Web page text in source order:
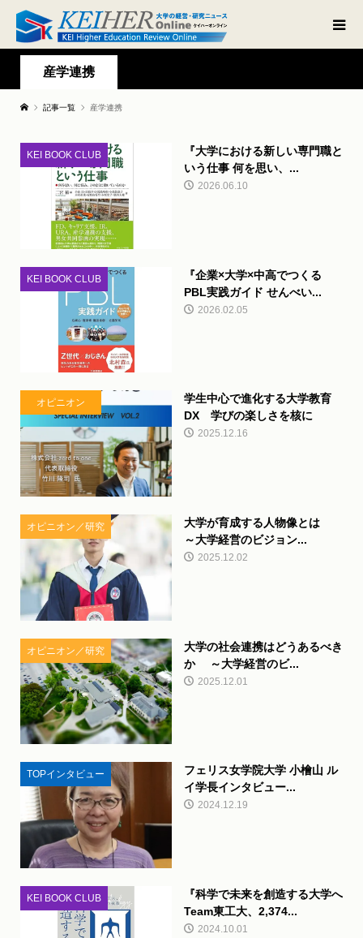
産学連携
記事一覧 産学連携
KEI BOOK CLUB
『大学における新しい専門職と
いう仕事 何を思い、...
2026.06.10
KEI BOOK CLUB
『企業×大学×中高でつくる
PBL実践ガイド せんべい...
2026.02.05
オピニオン
学生中心で進化する大学教育
DX 学びの楽しさを核に
2025.12.16
オピニオン／研究
大学が育成する人物像とは
～大学経営のビジョン...
2025.12.02
オピニオン／研究
大学の社会連携はどうあるべき
か ～大学経営のビ...
2025.12.01
TOPインタビュー
フェリス女学院大学 小檜山 ル
イ学長インタビュー...
2024.12.19
KEI BOOK CLUB
『科学で未来を創造する大学へ
Team東工大、2,374...
2024.10.01